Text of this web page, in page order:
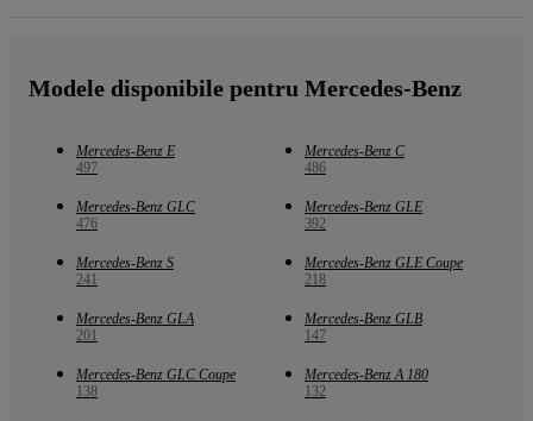
Modele disponibile pentru Mercedes-Benz
Mercedes-Benz E
497
Mercedes-Benz C
486
Mercedes-Benz GLC
476
Mercedes-Benz GLE
392
Mercedes-Benz S
241
Mercedes-Benz GLE Coupe
218
Mercedes-Benz GLA
201
Mercedes-Benz GLB
147
Mercedes-Benz GLC Coupe
138
Mercedes-Benz A 180
132